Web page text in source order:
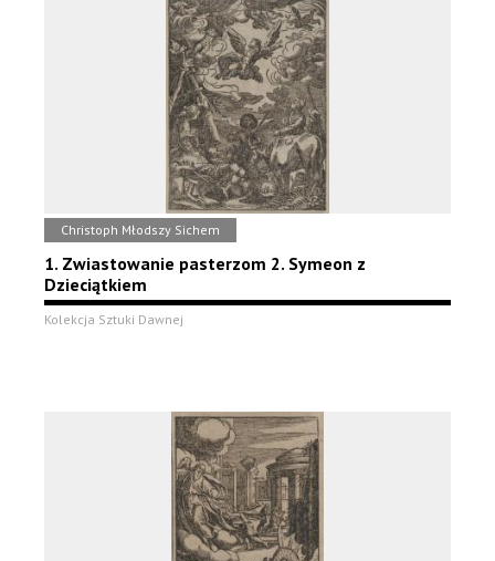
Christoph Młodszy Sichem
1. Zwiastowanie pasterzom 2. Symeon z
Dzieciątkiem
Kolekcja Sztuki Dawnej